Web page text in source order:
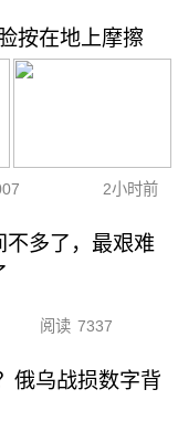
按在地上摩擦
2小时前
不多了，最艰难
阅读 7337
俄乌战损数字背